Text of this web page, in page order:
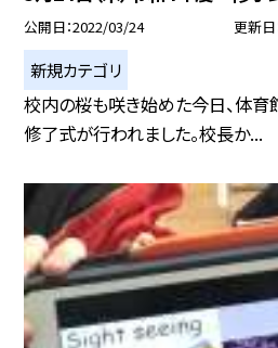
公開日 2022/03/24 更新日
新規カテゴリ
校内の桜も咲き始めた今日、体
修了式が行われました。校長か...